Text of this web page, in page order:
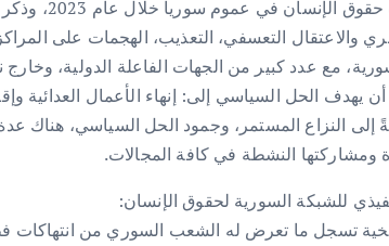
لاحظ
والاعتقال التعسفي، التعذيب، الهجمات على
مع عدد كبير من الجهات الفاعلة الدولية، وخارج
الحل السياسي إلى: إنهاء الأعمال العدائية
إلى النزاع المستمر، وجمود الحل السياسي، هناك
ومشاركتها النشطة في كافة المجالات.
للشبكة السورية لحقوق الإنسان:
تسجل ما تعرض له الشعب السوري من